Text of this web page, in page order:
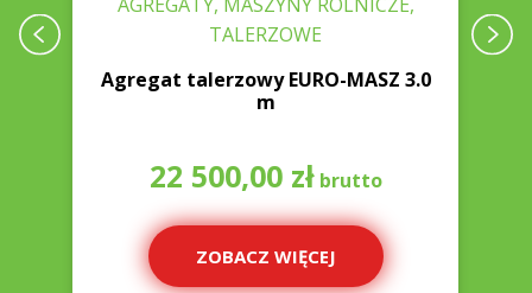
TALERZOWE
Agregat talerzowy EURO-MASZ 3.0
m
22 500,00 zł
ZOBACZ WIĘCEJ